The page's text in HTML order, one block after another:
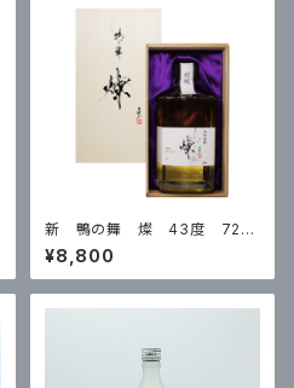
新 鴨の舞 燦 43度 720
ml 箱入
¥8,800